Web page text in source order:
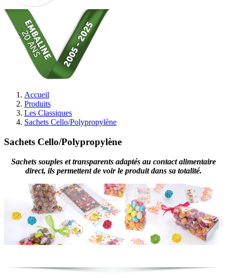
Accueil
Produits
Les Classiques
Sachets Cello/Polypropylène
Sachets Cello/Polypropylène
Sachets souples et transparents adaptés au contact alimentaire
direct, ils permettent de voir le produit dans sa totalité.